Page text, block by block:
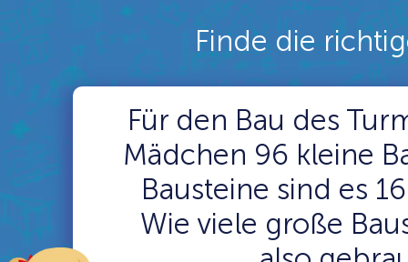
Für den Bau des
Mädchen 96 kleine
Bausteine sind es
Wie viele große
Finde die